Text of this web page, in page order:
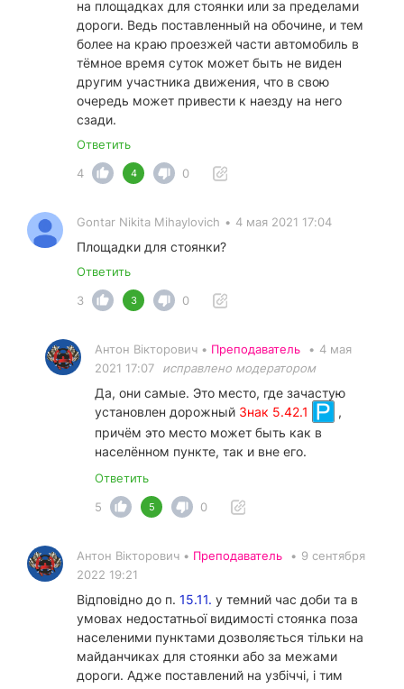
на площадках для стоянки или за пределами
дороги. Ведь поставленный на обочине, и тем
более на краю проезжей части автомобиль в
тёмное время суток может быть не виден
другим участника движения, что в свою
очередь может привести к наезду на него
сзади.
Ответить
4
4 0
Gontar Nikita Mihaylovich • 4 мая 2021 17:04
Площадки для стоянки?
Ответить
3
3 0
Антон Вікторович • Преподаватель • 4 мая
2021 17:07
исправлено модератором
Да, они самые. Это место, где зачастую
установлен дорожный Знак 5.42.1
,
причём это место может быть как в
населённом пункте, так и вне его.
Ответить
5
5 0
Антон Вікторович • Преподаватель • 9 сентября
2022 19:21
Відповідно до п. 15.11. у темний час доби та в
умовах недостатньої видимості стоянка поза
населеними пунктами дозволяється тільки на
майданчиках для стоянки або за межами
дороги. Адже поставлений на узбіччі, і тим